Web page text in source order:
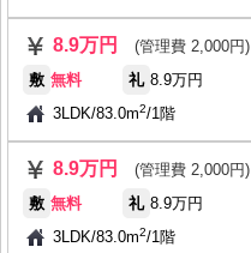
8.9万円
(管理費 2,000円)
敷 無料 礼 8.9万円
3LDK/83.0m2/1階
8.9万円
(管理費 2,000円)
敷 無料 礼 8.9万円
3LDK/83.0m2/1階